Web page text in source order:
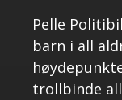
Pelle
barn i all
trollbinde